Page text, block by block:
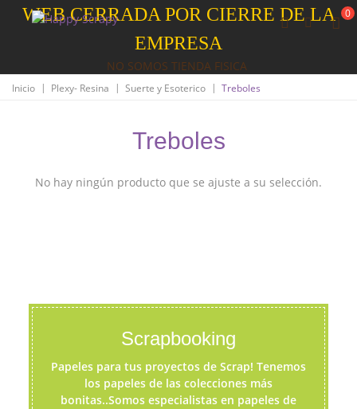
WEB CERRADA POR CIERRE DE LA
EMPRESA
NO SOMOS TIENDA FISICA
0
Inicio | Plexy- Resina | Suerte y Esoterico | Treboles
Treboles
No hay ningún producto que se ajuste a su selección.
Scrapbooking
Papeles para tus proyectos de Scrap! Tenemos
los papeles de las colecciones más
bonitas..Somos especialistas en papeles de